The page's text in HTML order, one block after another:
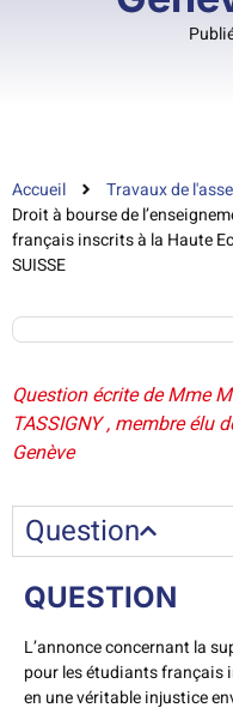
Accueil Travaux de
Droit à bourse de
français inscrits à la Haute
SUISSE
Question écrite de Mme
TASSIGNY , membre élu
Genève
Question
QUESTION
L’annonce concernant la
pour les étudiants français
en une véritable injustice